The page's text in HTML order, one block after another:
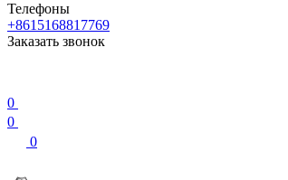
Телефоны
+8615168817769
Заказать звонок
0
0
0